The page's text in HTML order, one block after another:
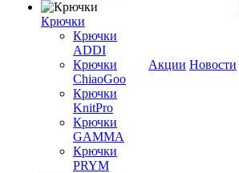
Крючки
Крючки
ADDI
Крючки
ChiaoGoo
Крючки
KnitPro
Крючки
GAMMA
Крючки
PRYM
Акции Новости